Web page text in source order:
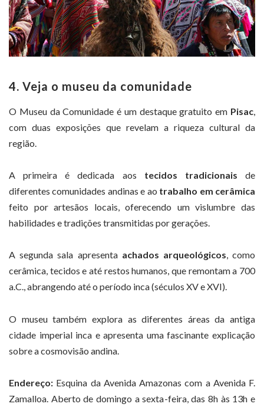
4. Veja o museu da comunidade
O Museu da Comunidade é um destaque gratuito em Pisac
com duas exposições que revelam a riqueza cultural da
região.
A primeira é dedicada aos tecidos tradicionais de
diferentes comunidades andinas e ao trabalho em cerâmica
feito por artesãos locais, oferecendo um vislumbre das
habilidades e tradições transmitidas por gerações.
A segunda sala apresenta achados arqueológicos, como
cerâmica, tecidos e até restos humanos, que remontam a 700
a.C., abrangendo até o período inca (séculos XV e XVI).
O museu também explora as diferentes áreas da antiga
cidade imperial inca e apresenta uma fascinante explicação
sobre a cosmovisão andina.
Endereço: Esquina da Avenida Amazonas com a Avenida F.
Zamalloa. Aberto de domingo a sexta-feira, das 8h às 13h e